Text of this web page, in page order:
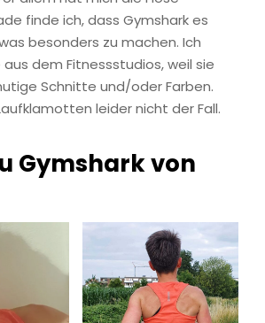
finde ich, dass Gymshark es
besonders zu machen. Ich
aus dem Fitnessstudios, weil sie
Schnitte und/oder Farben.
leider nicht der Fall.
Gymshark von